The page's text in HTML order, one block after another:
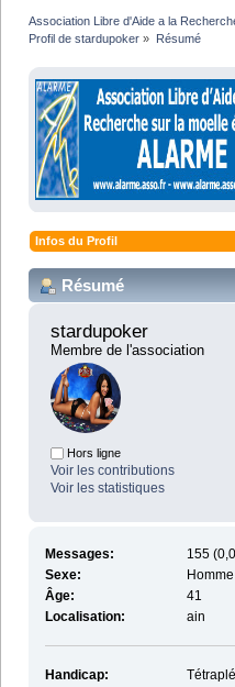
Association Libre d'Aide a la
Profil de stardupoker » Résumé
Infos du Profil
Résumé
stardupoker
Membre de l'association
Hors ligne
Voir les contributions
Voir les statistiques
Messages:
155
Sexe:
Homme
Âge:
41
Localisation:
ain
Handicap: